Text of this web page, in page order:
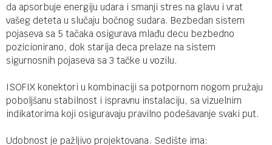
da apsorbuje energiju udara i smanji stres na glavu i vrat
vašeg deteta u slučaju bočnog sudara. Bezbedan sistem
pojaseva sa 5 tačaka osigurava mlađu decu bezbedno
pozicionirano, dok starija deca prelaze na sistem
sigurnosnih pojaseva sa 3 tačke u vozilu.
ISOFIX konektori u kombinaciji sa potpornom nogom pružaju
poboljšanu stabilnost i ispravnu instalaciju, sa vizuelnim
indikatorima koji osiguravaju pravilno podešavanje svaki put.
Udobnost je pažljivo projektovana. Sedište ima: